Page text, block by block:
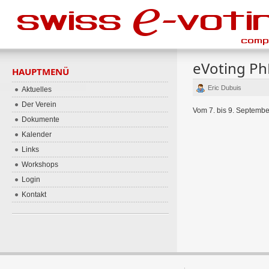
eVoting
Eric Dubuis
Vom 7. bis 9.
HAUPTMENÜ
Aktuelles
Der Verein
Dokumente
Kalender
Links
Workshops
Login
Kontakt